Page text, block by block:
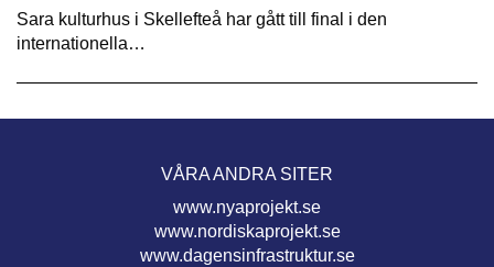
Sara kulturhus i Skellefteå har gått till final i den
internationella…
VÅRA ANDRA SITER
www.nyaprojekt.se
www.nordiskaprojekt.se
www.dagensinfrastruktur.se